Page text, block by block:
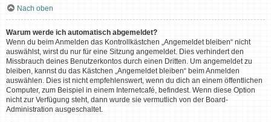
Nach oben
Warum werde ich automatisch abgemeldet?
Wenn du beim Anmelden das Kontrollkästchen „Angemeldet bleiben“ nicht
auswählst, wirst du nur für eine Sitzung angemeldet. Dies verhindert den
Missbrauch deines Benutzerkontos durch einen Dritten. Um angemeldet zu
bleiben, kannst du das Kästchen „Angemeldet bleiben“ beim Anmelden
auswählen. Dies ist nicht empfehlenswert, wenn du dich an einem öffentlichen
Computer, zum Beispiel in einem Internetcafé, befindest. Wenn diese Option
nicht zur Verfügung steht, dann wurde sie vermutlich von der Board-
Administration ausgeschaltet.